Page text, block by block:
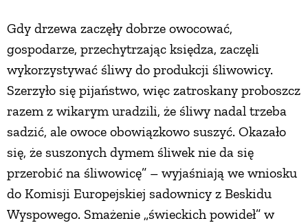
Gdy drzewa zaczęły dobrze owocować,
gospodarze, przechytrzając księdza, zaczęli
wykorzystywać śliwy do produkcji śliwowicy.
Szerzyło się pijaństwo, więc zatroskany proboszcz
razem z wikarym uradzili, że śliwy nadal trzeba
sadzić, ale owoce obowiązkowo suszyć. Okazało
się, że suszonych dymem śliwek nie da się
przerobić na śliwowicę” – wyjaśniają we wniosku
do Komisji Europejskiej sadownicy z Beskidu
Wyspowego. Smażenie „świeckich powideł” w